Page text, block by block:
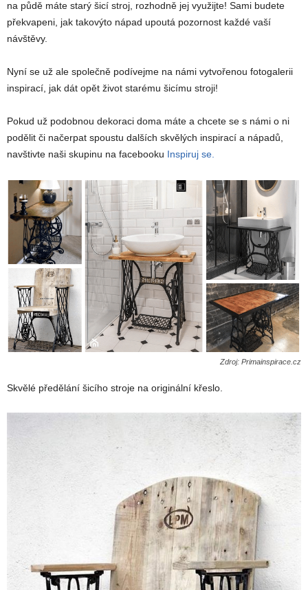
na půdě máte starý šicí stroj, rozhodně jej využijte! Sami budete
překvapeni, jak takovýto nápad upoutá pozornost každé vaší
návštěvy.
Nyní se už ale společně podívejme na námi vytvořenou fotogalerii
inspirací, jak dát opět život starému šicímu stroji!
Pokud už podobnou dekoraci doma máte a chcete se s námi o ni
podělit či načerpat spoustu dalších skvělých inspirací a nápadů,
navštivte naši skupinu na facebooku Inspiruj se.
Zdroj: Primainspirace.cz
Skvělé předělání šicího stroje na originální křeslo.